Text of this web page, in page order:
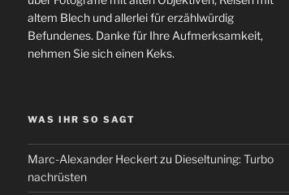
altem Blech und allerlei für erzählwürdig
Befundenes. Danke für Ihre Aufmerksamkeit,
nehmen Sie sich einen Keks.
WAS IHR SO SAGT
Marc-Alexander Heckertzu Dieseltuning: Turbo
nachrüsten